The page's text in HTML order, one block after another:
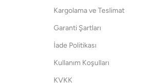
Kargolama ve Teslimat
Garanti Şartları
İade Politikası
Kullanım Koşulları
KVKK